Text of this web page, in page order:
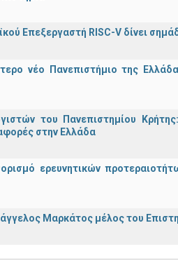
Επεξεργαστή RISC-V δίνει
νέο Πανεπιστήμιο της
του Πανεπιστημίου
στην Ελλάδα
ερευνητικών
Μαρκάτος μέλος του